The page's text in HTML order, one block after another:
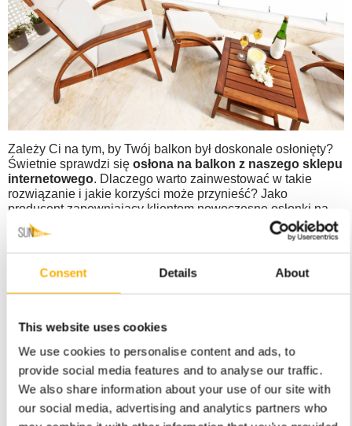
Consent Details About
This website uses cookies
We use cookies to personalise content and ads, to
provide social media features and to analyse our traffic.
We also share information about your use of our site with
our social media, advertising and analytics partners who
Zależy Ci na tym, by Twój balkon był doskonale osłonięty?
Świetnie sprawdzi się osłona na balkon z naszego sklepu
internetowego. Dlaczego warto zainwestować w takie
rozwiązanie i jakie korzyści może przynieść? Jako
producent zapewniający klientom nowoczesne osłonki na
balkon, odpowiadamy!
ochrona przed wścibskim spojrzeniem
Prywatność na balkonie jest kluczowa dla tych osób, które
powietrzu – i to bez niepożądanych spojrzeń. Osłony na
tylko ochronę, ale również intymność, co pozwala na
swobodny relaks i wypoczynek bez uczucia skrępowania.
Dostępna w naszym sklepie internetowym osłona
balkonowa pełni również funkcję estetyczną.Takie